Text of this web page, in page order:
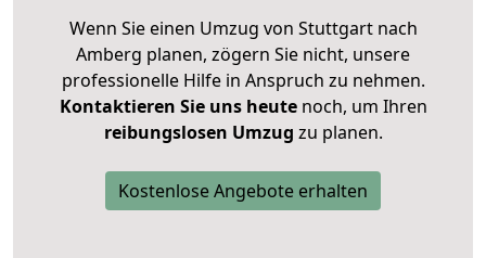
Wenn Sie einen Umzug von Stuttgart nach
Amberg planen, zögern Sie nicht, unsere
professionelle Hilfe in Anspruch zu nehmen.
Kontaktieren Sie uns heutenoch, um Ihren
reibungslosen Umzug zu planen.
Kostenlose Angebote erhalten